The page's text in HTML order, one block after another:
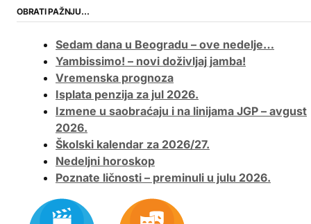
OBRATI PAŽNJU…
Sedam dana u Beogradu – ove nedelje…
Yambissimo! – novi doživljaj jamba!
Vremenska prognoza
Isplata penzija za jul 2026.
Izmene u saobraćaju i na linijama JGP – avgust
2026.
Školski kalendar za 2026/27.
Nedeljni horoskop
Poznate ličnosti – preminuli u julu 2026.